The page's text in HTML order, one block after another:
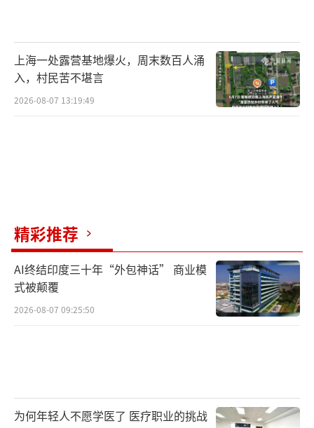
上海一处露营基地爆火，周末数百人涌
入，村民苦不堪言
2026-08-07 13:19:49
精彩推荐
AI终结印度三十年“外包神话” 商业模
式被颠覆
2026-08-07 09:25:50
为何年轻人不愿学医了 医疗职业的挑战